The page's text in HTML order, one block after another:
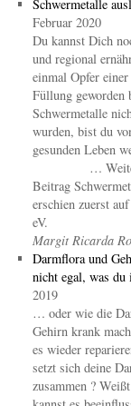
Schwermetalle
Februar 2020
Du kannst Dich
und regional
einmal Opfer
Füllung geworden
Schwermetalle
wurden, bist du
gesunden Leben
…
Beitrag
erschien zuerst
eV.
Margit Ricarda
Darmflora und
nicht egal, was du
2019
… oder wie die
Gehirn krank
es wieder
setzt sich deine
zusammen ?